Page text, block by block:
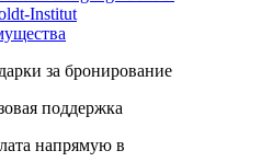
Institut
за бронирование
поддержка
напрямую в